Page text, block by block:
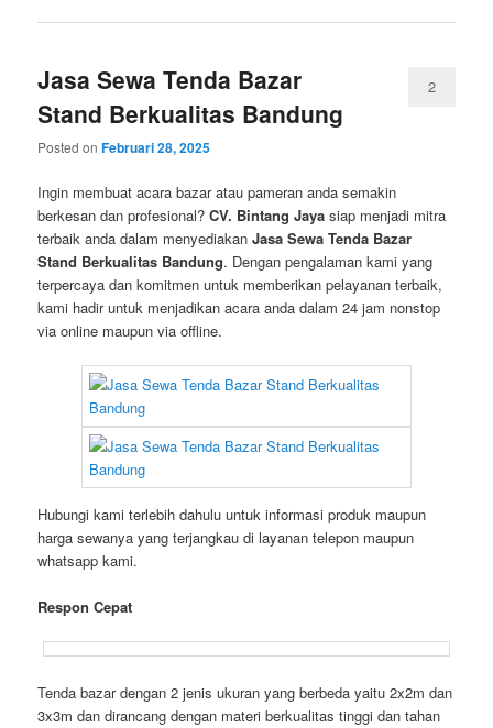
Jasa Sewa Tenda Bazar
Stand Berkualitas Bandung
Posted onFebruari 28, 2025
2
Ingin membuat acara bazar atau pameran anda semakin
berkesan dan profesional?CV. Bintang Jaya siap menjadi mitra
terbaik anda dalam menyediakanJasa Sewa Tenda Bazar
Stand Berkualitas Bandung. Dengan pengalaman kami yang
terpercaya dan komitmen untuk memberikan pelayanan terbaik,
kami hadir untuk menjadikan acara anda dalam 24 jam nonstop
via online maupun via offline.
Hubungi kami terlebih dahulu untuk informasi produk maupun
harga sewanya yang terjangkau di layanan telepon maupun
whatsapp kami.
Respon Cepat
Tenda bazar dengan 2 jenis ukuran yang berbeda yaitu 2x2m dan
3x3m dan dirancang dengan materi berkualitas tinggi dan tahan